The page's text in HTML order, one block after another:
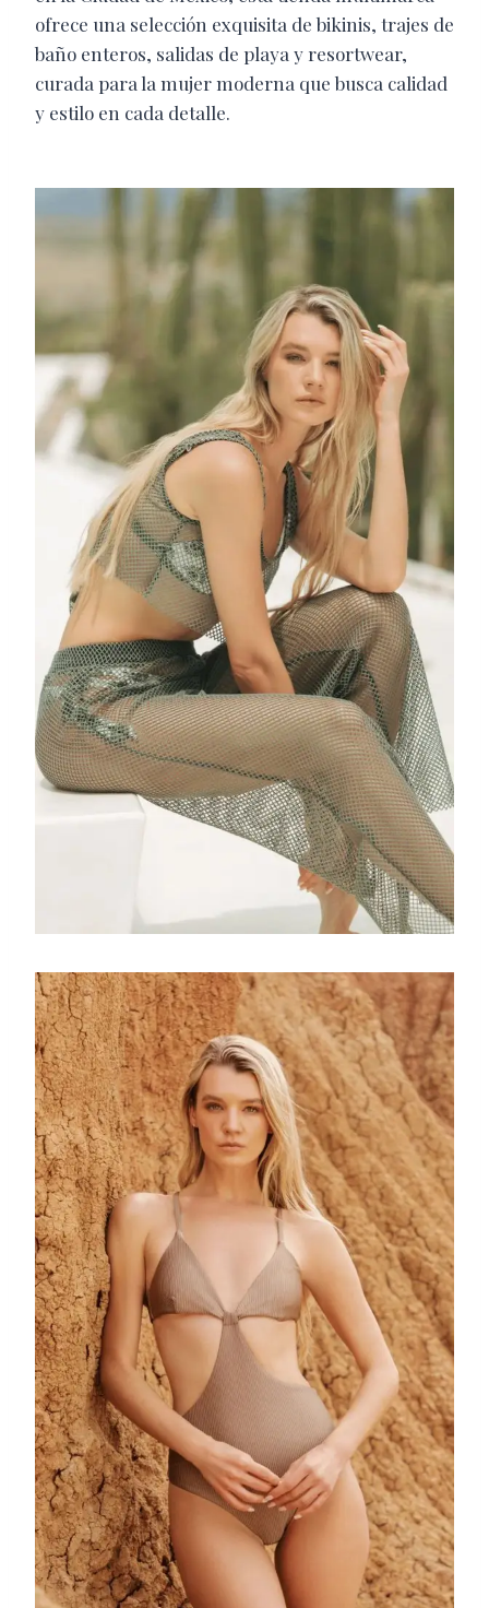
ofrece una selección exquisita de bikinis, trajes de
baño enteros, salidas de playa y resortwear,
curada para la mujer moderna que busca calidad
y estilo en cada detalle.